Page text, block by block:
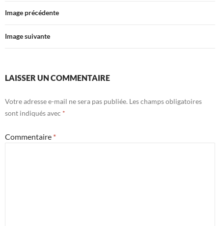
Image précédente
Image suivante
LAISSER UN COMMENTAIRE
Votre adresse e-mail ne sera pas publiée. Les champs obligatoires
sont indiqués avec *
Commentaire *